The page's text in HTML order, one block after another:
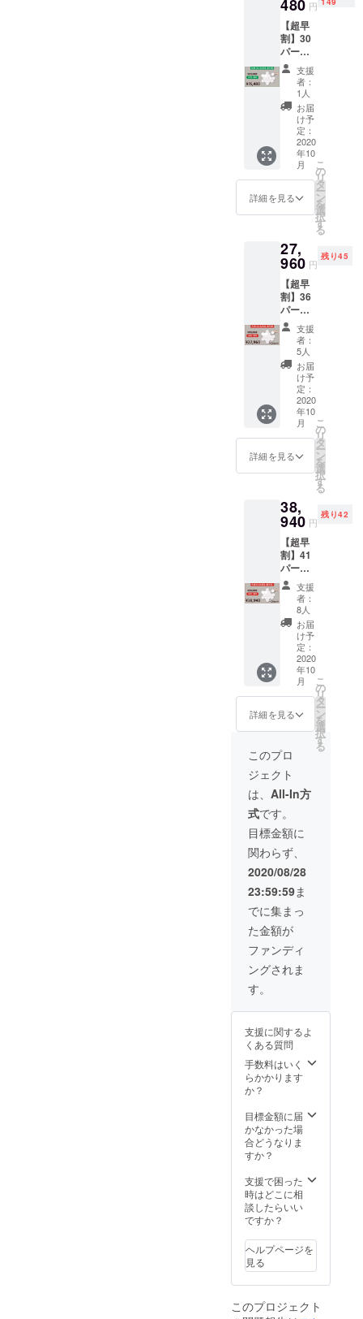
り出荷
時期が
遅れる
場合が
ござい
ます。
480 円
【超早
割】30
パーセ
ントオ
フ
Links
10個
セット
・商品
代金に
は、ご
自宅ま
での送
料も含
まれて
製造状
況によ
り出荷
時期が
遅れる
場合が
ござい
ます。
支援
者：
1人
お届
け予
定：
2020
年10
月
詳細を見る
こ
の
リ
タ
ー
ン
を
選
択
す
る
27,
960 円
残り45
【超早
割】36
パーセ
ントオ
フ
Links
10個
セット
×2セッ
セット
あたり
¥13,980
） ・商
品代金
までの
送料も
含まれ
てお り
ます。
・製造
状況に
より出
荷時期
が遅れ
る場合
がござ
いま
す。
支援
者：
5人
お届
け予
定：
2020
年10
月
詳細を見る
こ
の
リ
タ
ー
ン
を
選
択
す
る
38,
940 円
残り42
【超早
割】41
パーセ
ントオ
フ
Links
10個
セット
×3セッ
セット
あたり
¥12,980
） ・商
品代金
ご自宅
までの
送料も
含まれ
てお り
ます。
・製造
状況に
より出
荷時期
が遅れ
る場合
がござ
いま
す。
支援
者：
8人
お届
け予
定：
2020
年10
月
詳細を見る
こ
の
リ
タ
ー
ン
を
選
択
す
る
このプロ
ジェクト
は、 All-In方
式です。
目標金額に
関わらず、
2020/08/28
23:59:59ま
でに集まっ
た金額が
ファンディ
ングされま
す。
支援に関するよ
くある質問
手数料はいく
らかかります
か？
目標金額に届
かなかった場
合どうなりま
すか？
支援で困った
時はどこに相
談したらいい
ですか？
ヘルプページを
見る
このプロジェクト